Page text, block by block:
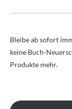
Bleibe ab sofort
keine Buch-
Produkte mehr.